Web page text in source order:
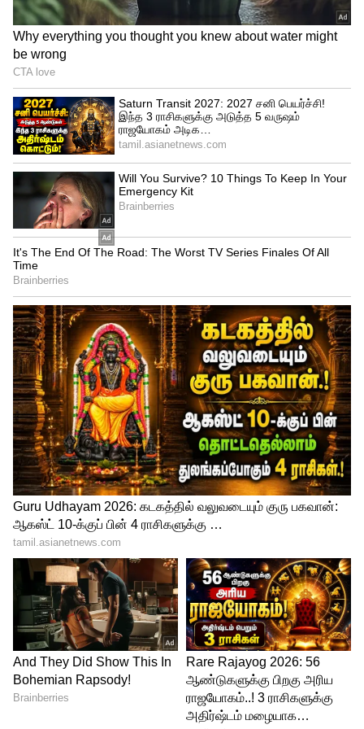
2016ம் ஆண்டு டாடா சன்ஸ் குழுமத்தில்
இருந்து சைரஸ் மிஸ்திரி நீக்கப்பட்ட பின்
எஸ்பி குழுமத்தின் தலைவராக சைரஸ்
வருவார் என எதிர்பார்க்கப்பட்டது. ஆனால்,
அவரின் தந்தை ஷபூர்ஜி பலூன்ஜியே
தலைவர் பொறுப்பு வகித்தார். 2012ம்
ஆண்டில் பலூன்ஜி ஓய்வு பெற்றாலும்
நிறுவனத்தின் தலைவர் பொறுப்பில்
இருந்து விலகவில்லை.
டாடா குழுமத்தின் தலைவராக சைரஸ்